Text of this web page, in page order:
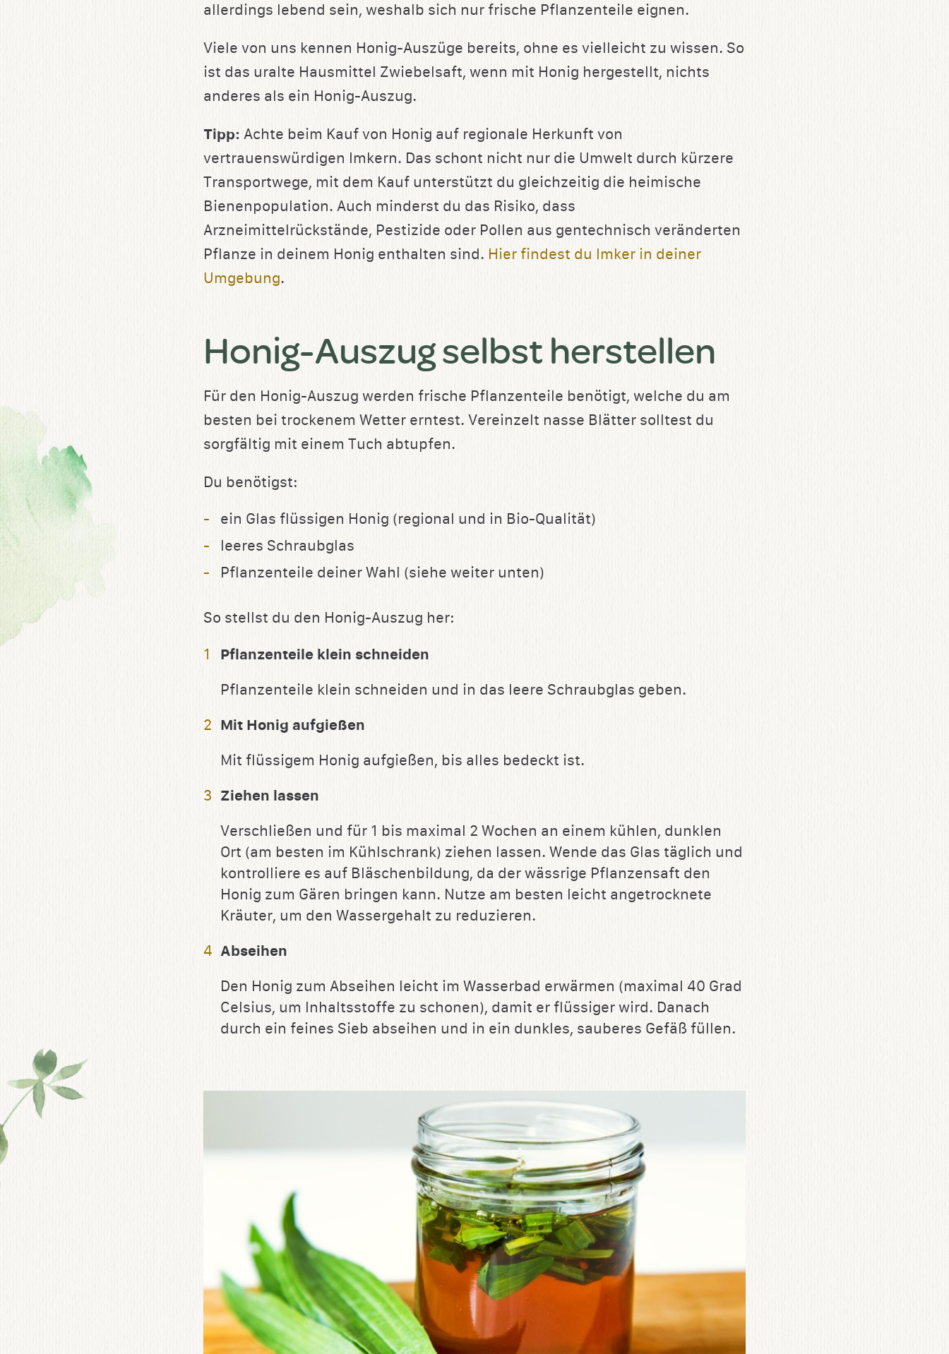
allerdings lebend sein, weshalb sich nur frische Pflanzenteile eignen.
Viele von uns kennen Honig-Auszüge bereits, ohne es vielleicht zu wissen. So
ist das uralte Hausmittel Zwiebelsaft, wenn mit Honig hergestellt, nichts
anderes als ein Honig-Auszug.
Tipp: Achte beim Kauf von Honig auf regionale Herkunft von
vertrauenswürdigen Imkern. Das schont nicht nur die Umwelt durch kürzere
Transportwege, mit dem Kauf unterstützt du gleichzeitig die heimische
Bienenpopulation. Auch minderst du das Risiko, dass
Arzneimittelrückstände, Pestizide oder Pollen aus gentechnisch veränderten
Pflanze in deinem Honig enthalten sind. Hier findest du Imker in deiner
Umgebung.
Honig-Auszug selbst herstellen
Für den Honig-Auszug werden frische Pflanzenteile benötigt, welche du am
besten bei trockenem Wetter erntest. Vereinzelt nasse Blätter solltest du
sorgfältig mit einem Tuch abtupfen.
Du benötigst:
ein Glas flüssigen Honig (regional und in Bio-Qualität)
leeres Schraubglas
Pflanzenteile deiner Wahl (siehe weiter unten)
So stellst du den Honig-Auszug her:
Pflanzenteile klein schneiden
Pflanzenteile klein schneiden und in das leere Schraubglas geben.
Mit Honig aufgießen
Mit flüssigem Honig aufgießen, bis alles bedeckt ist.
Ziehen lassen
Verschließen und für 1 bis maximal 2 Wochen an einem kühlen, dunklen
Ort (am besten im Kühlschrank) ziehen lassen. Wende das Glas täglich und
kontrolliere es auf Bläschenbildung, da der wässrige Pflanzensaft den
Honig zum Gären bringen kann. Nutze am besten leicht angetrocknete
Kräuter, um den Wassergehalt zu reduzieren.
Abseihen
Den Honig zum Abseihen leicht im Wasserbad erwärmen (maximal 40 Grad
Celsius, um Inhaltsstoffe zu schonen), damit er flüssiger wird. Danach
durch ein feines Sieb abseihen und in ein dunkles, sauberes Gefäß füllen.